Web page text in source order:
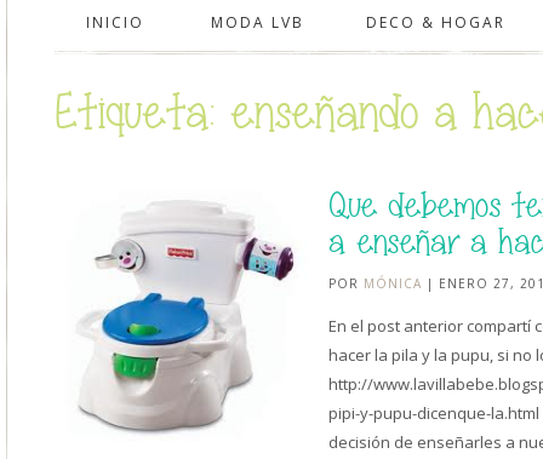
INICIO MODA LVB DECO & HOGAR
Etiqueta: enseñando a
Que debemos
a enseñar a
POR MÓNICA | ENERO 27,
En el post anterior compartí
hacer la pila y la pupu, si no
http://
pipi-y-pupu-dicenque-
decisión de enseñarles a